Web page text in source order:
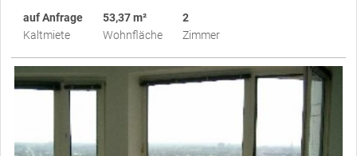
auf Anfrage
Kaltmiete
53,37 m²
Wohnfläche
2
Zimmer